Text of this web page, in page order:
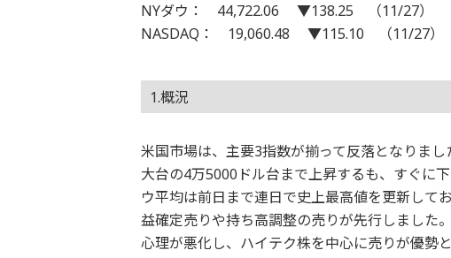
NYダウ： 44,722.06 ▼138.25 （11/27）
NASDAQ： 19,060.48 ▼115.10 （11/27）
1.概況
米国市場は、主要3指数が揃って反落となりま
大台の4万5000ドル台まで上昇するも、すぐに
ウ平均は前日まで連日で史上最高値を更新して
益確定売りや持ち高調整の売りが先行しました
心理が悪化し、ハイテク株を中心に売りが優勢と